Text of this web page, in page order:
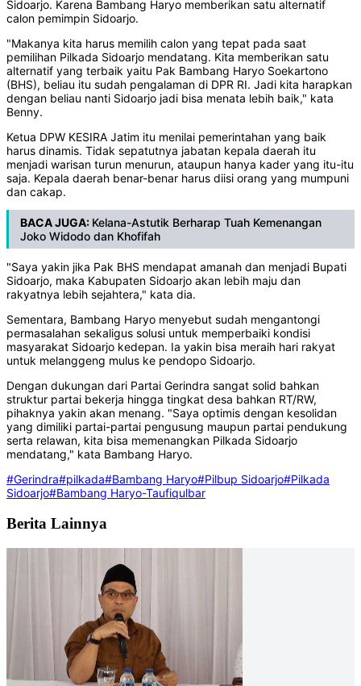
Sidoarjo. Karena Bambang Haryo memberikan satu alternatif
calon pemimpin Sidoarjo.
"Makanya kita harus memilih calon yang tepat pada saat
pemilihan Pilkada Sidoarjo mendatang. Kita memberikan satu
alternatif yang terbaik yaitu Pak Bambang Haryo Soekartono
(BHS), beliau itu sudah pengalaman di DPR RI. Jadi kita harapkan
dengan beliau nanti Sidoarjo jadi bisa menata lebih baik," kata
Benny.
Ketua DPW KESIRA Jatim itu menilai pemerintahan yang baik
harus dinamis. Tidak sepatutnya jabatan kepala daerah itu
menjadi warisan turun menurun, ataupun hanya kader yang itu-itu
saja. Kepala daerah benar-benar harus diisi orang yang mumpuni
dan cakap.
BACA JUGA: Kelana-Astutik Berharap Tuah Kemenangan
Joko Widodo dan Khofifah
"Saya yakin jika Pak BHS mendapat amanah dan menjadi Bupati
Sidoarjo, maka Kabupaten Sidoarjo akan lebih maju dan
rakyatnya lebih sejahtera," kata dia.
Sementara, Bambang Haryo menyebut sudah mengantongi
permasalahan sekaligus solusi untuk memperbaiki kondisi
masyarakat Sidoarjo kedepan. Ia yakin bisa meraih hari rakyat
untuk melanggeng mulus ke pendopo Sidoarjo.
Dengan dukungan dari Partai Gerindra sangat solid bahkan
struktur partai bekerja hingga tingkat desa bahkan RT/RW,
pihaknya yakin akan menang. "Saya optimis dengan kesolidan
yang dimiliki partai-partai pengusung maupun partai pendukung
serta relawan, kita bisa memenangkan Pilkada Sidoarjo
mendatang," kata Bambang Haryo.
#Gerindra#pilkada#Bambang Haryo#Pilbup Sidoarjo#Pilkada
Sidoarjo#Bambang Haryo-Taufiqulbar
Berita Lainnya